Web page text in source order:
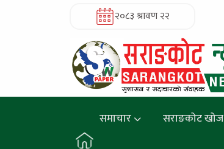
२०८३ श्रावण २२
समाचार सराङकोट खोज